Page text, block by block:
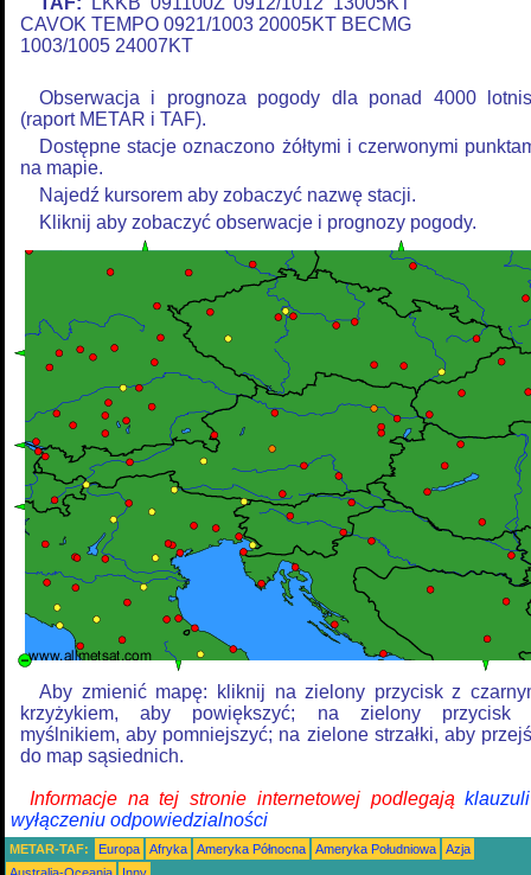
CAVOK TEMPO 0921/1003 20005KT BECMG
1003/1005 24007KT
Obserwacja i prognoza pogody dla ponad 4000
(raport METAR i TAF).
Dostępne stacje oznaczono żółtymi i czerwonymi
na mapie.
Najedź kursorem aby zobaczyć nazwę stacji.
Kliknij aby zobaczyć obserwacje i prognozy pogody.
Aby zmienić mapę: kliknij na zielony przycisk z
krzyżykiem, aby powiększyć; na zielony przycisk
myślnikiem, aby pomniejszyć; na zielone strzałki, aby
do map sąsiednich.
Informacje na tej stronie internetowej podlegają
wyłączeniu odpowiedzialności
METAR-TAF: Europa Afryka Ameryka Północna Ameryka Południowa
Azja